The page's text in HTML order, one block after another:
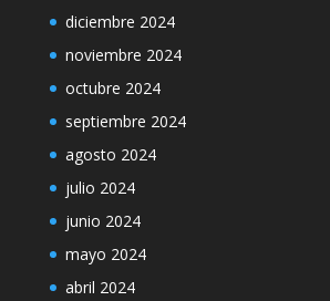
diciembre 2024
noviembre 2024
octubre 2024
septiembre 2024
agosto 2024
julio 2024
junio 2024
mayo 2024
abril 2024